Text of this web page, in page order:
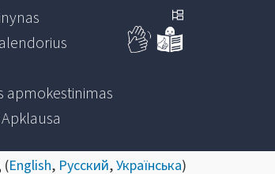
apmokestinimas
(English, Русский,Українська)